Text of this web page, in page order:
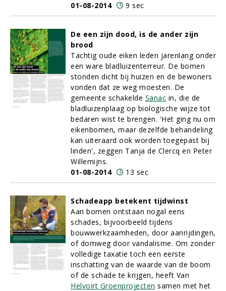
01-08-2014
9 sec
De een zijn dood, is de ander zijn
brood
Tachtig oude eiken leden jarenlang onder
een ware bladluizenterreur. De bomen
stonden dicht bij huizen en de bewoners
vonden dat ze weg moesten. De
gemeente schakelde Sanac in, die de
bladluizenplaag op biologische wijze tot
bedaren wist te brengen. 'Het ging nu om
eikenbomen, maar dezelfde behandeling
kan uiteraard ook worden toegepast bij
linden', zeggen Tanja de Clercq en Peter
Willemijns.
01-08-2014
13 sec
Schadeapp betekent tijdwinst
Aan bomen ontstaan nogal eens
schades, bijvoorbeeld tijdens
bouwwerkzaamheden, door aanrijdingen,
of domweg door vandalisme. Om zonder
volledige taxatie toch een eerste
inschatting van de waarde van de boom
of de schade te krijgen, heeft Van
Helvoirt Groenprojecten samen met het